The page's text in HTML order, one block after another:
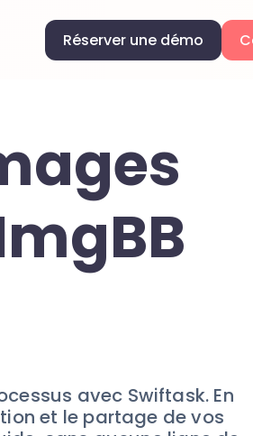
Réserver une démo
avec Swiftask. En
et le partage de vos